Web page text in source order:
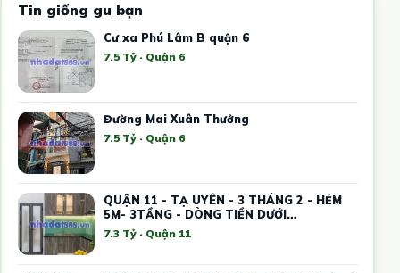
Tin giống gu bạn
Cư xa Phú Lâm B quận 6
7.5 Tỷ · Quận 6
Đường Mai Xuân Thưởng
7.5 Tỷ · Quận 6
QUẬN 11 - TẠ UYÊN - 3 THÁNG 2 - HẺM
5M- 3TẦNG - DÒNG TIỀN DƯỚI
20TR/THÁNG -
7.3 Tỷ · Quận 11